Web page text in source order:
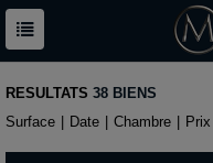
RESULTATS 38 BIENS
Surface
Date Chambre Prix